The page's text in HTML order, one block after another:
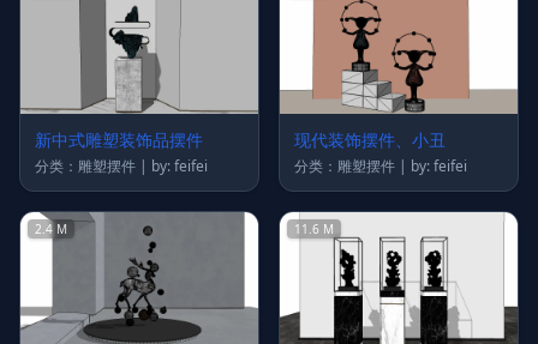
新中式雕塑装饰品摆件
分类：雕塑摆件 | by: feifei
现代装饰摆件、小丑
分类：雕塑摆件 | by: feifei
2.4 M 11.6 M